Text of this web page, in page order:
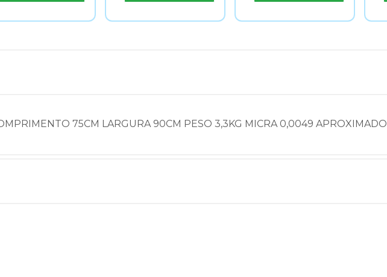
75CM LARGURA 90CM PESO 3,3KG MICRA 0,0049 APROXIMADO